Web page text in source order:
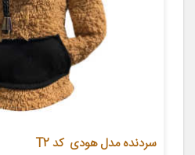
سردنده مدل هودی کد T2